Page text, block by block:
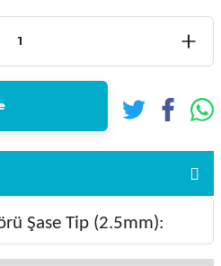
Şase Tip (2.5mm):